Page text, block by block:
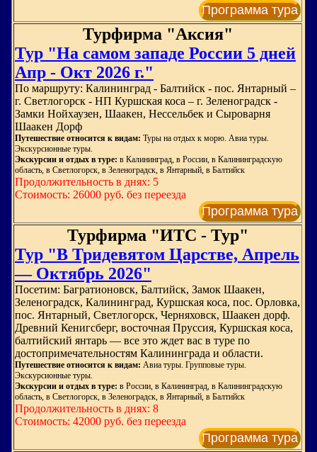
Программа тура
Турфирма "Аксия"
Тур "На самом западе России 5 дней
Апр - Окт 2026 г."
По маршруту: Калининград - Балтийск - пос. Янтарный –
г. Светлогорск - НП Куршская коса – г. Зеленоградск -
Замки Нойхаузен, Шаакен, Нессельбек и Сыроварня
Шаакен Дорф
Путешествие относится к видам: Туры на отдых к морю. Авиа туры.
Экскурсионные туры.
Экскурсии и отдых в туре: в Калининград, в России, в Калининградскую
область, в Светлогорск, в Зеленоградск, в Янтарный, в Балтийск
Продолжительность в днях: 5
Стоимость: 26000 руб. без переезда
Программа тура
Турфирма "ИТС - Тур"
Тур "В Тридевятом Царстве, Апрель
— Октябрь 2026"
Посетим: Багратионовск, Балтийск, Замок Шаакен,
Зеленоградск, Калининград, Куршская коса, пос. Орловка,
пос. Янтарный, Светлогорск, Черняховск, Шаакен дорф.
Древний Кенигсберг, восточная Пруссия, Куршская коса,
балтийский янтарь — все это ждет вас в туре по
достопримечательностям Калининграда и области.
Путешествие относится к видам: Авиа туры. Групповые туры.
Экскурсионные туры.
Экскурсии и отдых в туре: в России, в Калининград, в Калининградскую
область, в Светлогорск, в Зеленоградск, в Янтарный, в Балтийск
Продолжительность в днях: 8
Стоимость: 42000 руб. без переезда
Программа тура